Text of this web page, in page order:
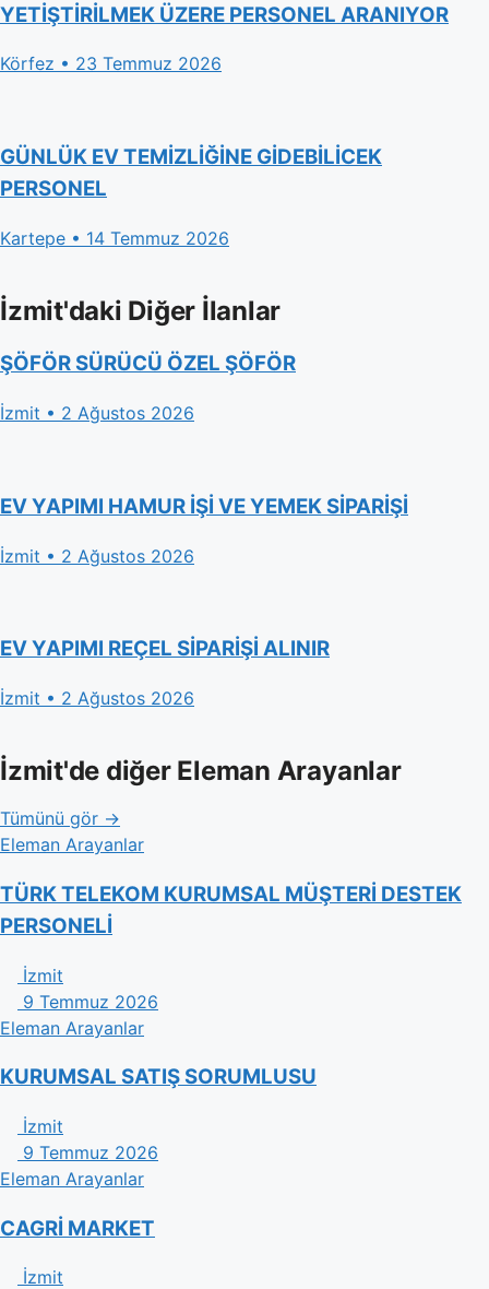
YETİŞTİRİLMEK ÜZERE PERSONEL ARANIYOR
Körfez • 23 Temmuz 2026
GÜNLÜK EV TEMİZLİĞİNE GİDEBİLİCEK
PERSONEL
Kartepe • 14 Temmuz 2026
İzmit'daki Diğer İlanlar
ŞÖFÖR SÜRÜCÜ ÖZEL ŞÖFÖR
İzmit • 2 Ağustos 2026
EV YAPIMI HAMUR İŞİ VE YEMEK SİPARİŞİ
İzmit • 2 Ağustos 2026
EV YAPIMI REÇEL SİPARİŞİ ALINIR
İzmit • 2 Ağustos 2026
İzmit'de diğer Eleman Arayanlar
Tümünü gör →
Eleman Arayanlar
TÜRK TELEKOM KURUMSAL MÜŞTERİ DESTEK
PERSONELİ
İzmit
9 Temmuz 2026
Eleman Arayanlar
KURUMSAL SATIŞ SORUMLUSU
İzmit
9 Temmuz 2026
Eleman Arayanlar
CAGRİ MARKET
İzmit